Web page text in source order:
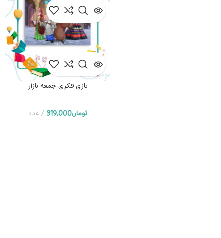
بازی فکری جالیز
تومان 1,190,000 عدد
بازی فکری جمعه بازار
تومان319,000 عدد